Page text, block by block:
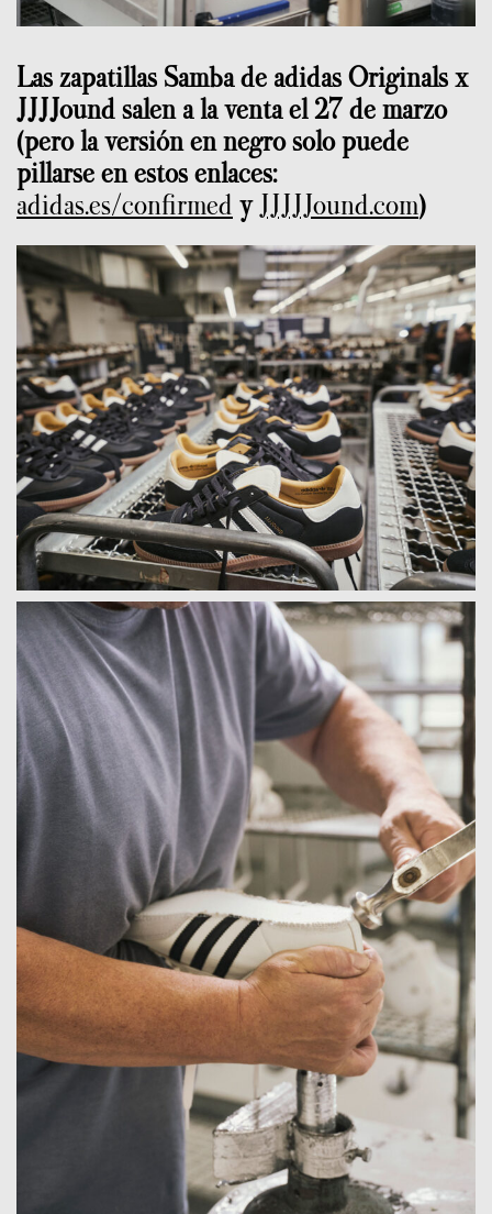
Las zapatillas Samba de adidas Originals x
JJJJound salen a la venta el 27 de marzo
(pero la versión en negro solo puede
pillarse en estos enlaces:
adidas.es/confirmed y JJJJJound.com)